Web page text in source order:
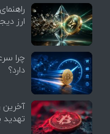
ارز
چرا
دارد؟
آخرین